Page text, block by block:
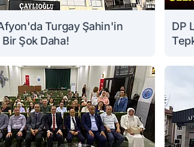
Turgay Şahin'in
Bir Şok Daha!
DP